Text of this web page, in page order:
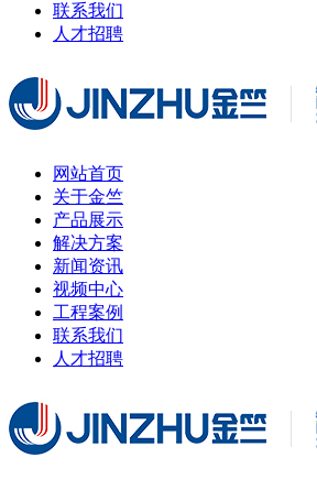
联系我们
人才招聘
网站首页
关于金竺
产品展示
解决方案
新闻资讯
视频中心
工程案例
联系我们
人才招聘